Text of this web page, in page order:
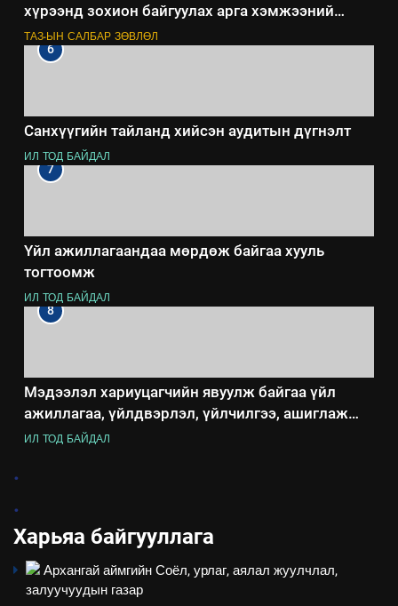
хүрээнд зохион байгуулах арга хэмжээний
төлөвлөгөө
ТАЗ-ЫН САЛБАР ЗӨВЛӨЛ
6
Санхүүгийн тайланд хийсэн аудитын дүгнэлт
ИЛ ТОД БАЙДАЛ
7
Үйл ажиллагаандаа мөрдөж байгаа хууль
тогтоомж
ИЛ ТОД БАЙДАЛ
8
Мэдээлэл хариуцагчийн явуулж байгаа үйл
ажиллагаа, үйлдвэрлэл, үйлчилгээ, ашиглаж
байгаа техник, технологийн хүн, мал, амьтны
ИЛ ТОД БАЙДАЛ
.
.
Харьяа байгууллага
Архангай аймгийн Соёл, урлаг, аялал жуулчлал,
залуучуудын газар